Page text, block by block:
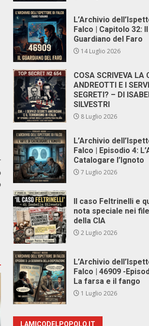
L’Archivio
Falco | Capitolo 32: Il
Guardiano del Faro
14 Luglio 2026
COSA SCRIVEVA LA
ANDREOTTI E I
SEGRETI? – DI
SILVESTRI
8 Luglio 2026
L’Archivio
Falco | Episodio 4:
Catalogare l’Ignoto
7 Luglio 2026
Il caso Feltrinelli e
nota speciale nei
della CIA
2 Luglio 2026
L’Archivio
Falco | 46909 -
La farsa e il fango
1 Luglio 2026
LAMICODELPOPOLO.IT